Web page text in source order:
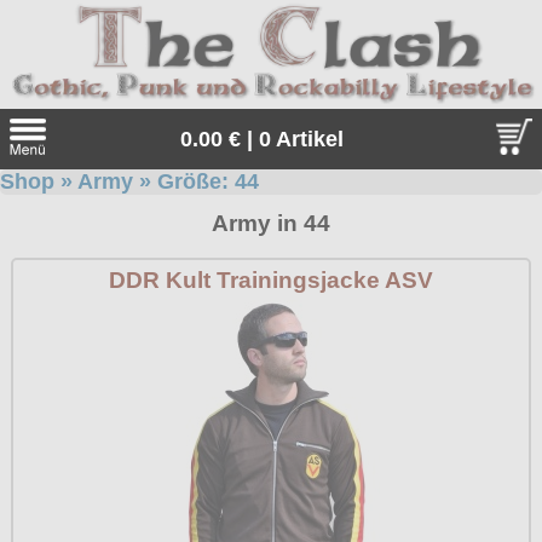
0.00 € | 0 Artikel
Angebote
Sonderangebote
Geschenketipps
Gratis
Kleidung/Gothic
alle Artikel
Girlblusen
Punkrock
Shop » Army » Größe: 44
Army in 44
DDR Kult Trainingsjacke ASV